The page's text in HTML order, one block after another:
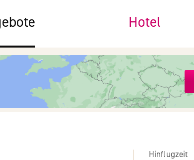
Hotel
Hinflugzeit